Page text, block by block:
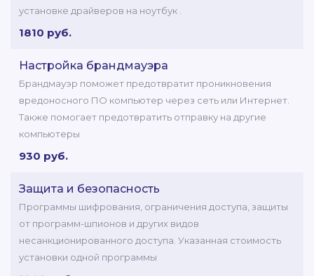
установке драйверов на ноутбук .
1810 руб.
Настройка брандмауэра
Брандмауэр поможет предотвратит проникновения
вредоносного ПО компьютер через сеть или Интернет.
Также помогает предотвратить отправку на другие
компьютеры
930 руб.
Защита и безопасность
Программы шифрования, ограничения доступа, защиты
от программ-шпионов и других видов
несанкционированного доступа. Указанная стоимость
установки одной программы